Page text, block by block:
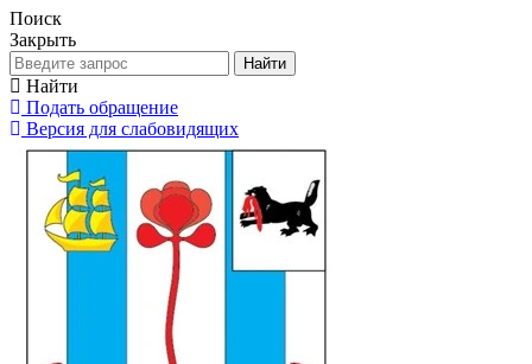
Поиск
Закрыть
Найти
Найти
Подать обращение
Версия для слабовидящих